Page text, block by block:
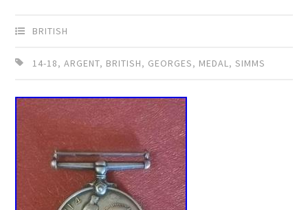
BRITISH
14-18,ARGENT, BRITISH, GEORGES, MEDAL,SIMMS